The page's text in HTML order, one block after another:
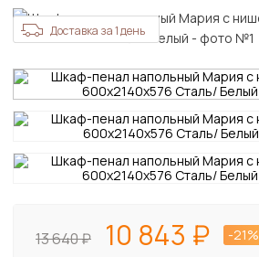
Доставка за 1 день
13 640 10 843 -21%